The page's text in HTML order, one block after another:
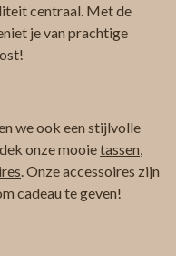
centraal. Met de
je van prachtige
we ook een stijlvolle
onze mooietassen,
. Onze accessoires zijn
cadeau te geven!